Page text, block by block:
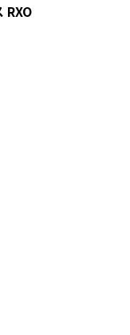
RXO